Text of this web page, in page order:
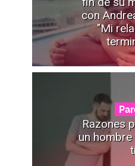
con
"Mi
Razones
un hombre